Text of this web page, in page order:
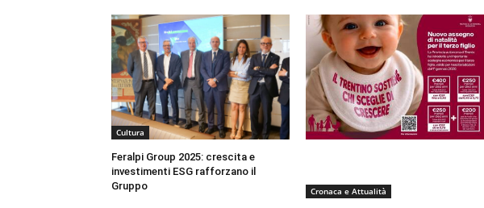
Cultura
Feralpi Group 2025: crescita e
investimenti ESG rafforzano il
Gruppo
Cronaca e Attualità